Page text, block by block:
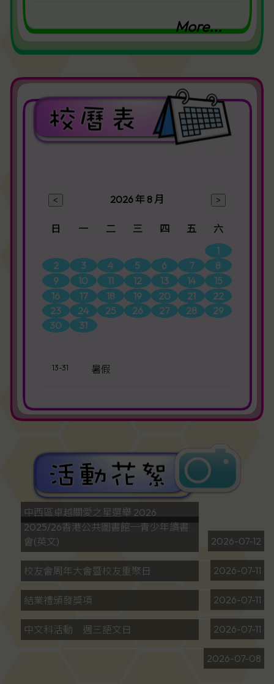
More...
2026 年 8 月
日 一 二 三 四 五
六
1
2
3 4 5 6 7
8
9
10 11 12 13 14
15
16
17 18 19 20 21
22
23
24 25 26 27 28
29
30
31
13-31 暑假
2026-07-12
中西區卓越關愛之星選舉 2026
2026-07-11
2025/26香港公共圖書館─青少年讀書
會(英文)
2026-07-11
校友會周年大會暨校友重聚日
2026-07-11
結業禮頒發獎項
2026-07-08
中文科活動 週三語文日